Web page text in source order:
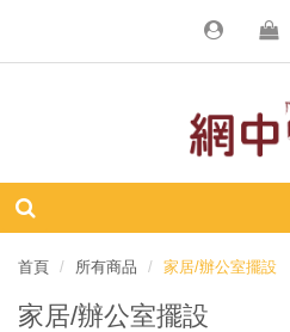
首頁 所有商品 家居/辦公室擺設
家居/辦公室擺設